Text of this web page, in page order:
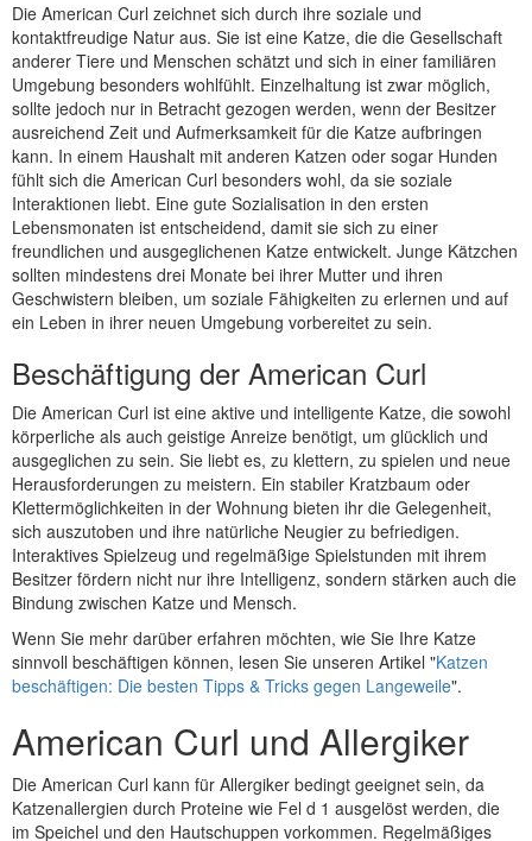
Die American Curl zeichnet sich durch ihre soziale und
kontaktfreudige Natur aus. Sie ist eine Katze, die die Gesellschaft
anderer Tiere und Menschen schätzt und sich in einer familiären
Umgebung besonders wohlfühlt. Einzelhaltung ist zwar möglich,
sollte jedoch nur in Betracht gezogen werden, wenn der Besitzer
ausreichend Zeit und Aufmerksamkeit für die Katze aufbringen
kann. In einem Haushalt mit anderen Katzen oder sogar Hunden
fühlt sich die American Curl besonders wohl, da sie soziale
Interaktionen liebt. Eine gute Sozialisation in den ersten
Lebensmonaten ist entscheidend, damit sie sich zu einer
freundlichen und ausgeglichenen Katze entwickelt. Junge Kätzchen
sollten mindestens drei Monate bei ihrer Mutter und ihren
Geschwistern bleiben, um soziale Fähigkeiten zu erlernen und auf
ein Leben in ihrer neuen Umgebung vorbereitet zu sein.
Beschäftigung der American Curl
Die American Curl ist eine aktive und intelligente Katze, die sowohl
körperliche als auch geistige Anreize benötigt, um glücklich und
ausgeglichen zu sein. Sie liebt es, zu klettern, zu spielen und neue
Herausforderungen zu meistern. Ein stabiler Kratzbaum oder
Klettermöglichkeiten in der Wohnung bieten ihr die Gelegenheit,
sich auszutoben und ihre natürliche Neugier zu befriedigen.
Interaktives Spielzeug und regelmäßige Spielstunden mit ihrem
Besitzer fördern nicht nur ihre Intelligenz, sondern stärken auch die
Bindung zwischen Katze und Mensch.
Wenn Sie mehr darüber erfahren möchten, wie Sie Ihre Katze
sinnvoll beschäftigen können, lesen Sie unseren Artikel "Katzen
beschäftigen: Die besten Tipps & Tricks gegen Langeweile".
American Curl und Allergiker
Die American Curl kann für Allergiker bedingt geeignet sein, da
Katzenallergien durch Proteine wie Fel d 1 ausgelöst werden, die
im Speichel und den Hautschuppen vorkommen. Regelmäßiges